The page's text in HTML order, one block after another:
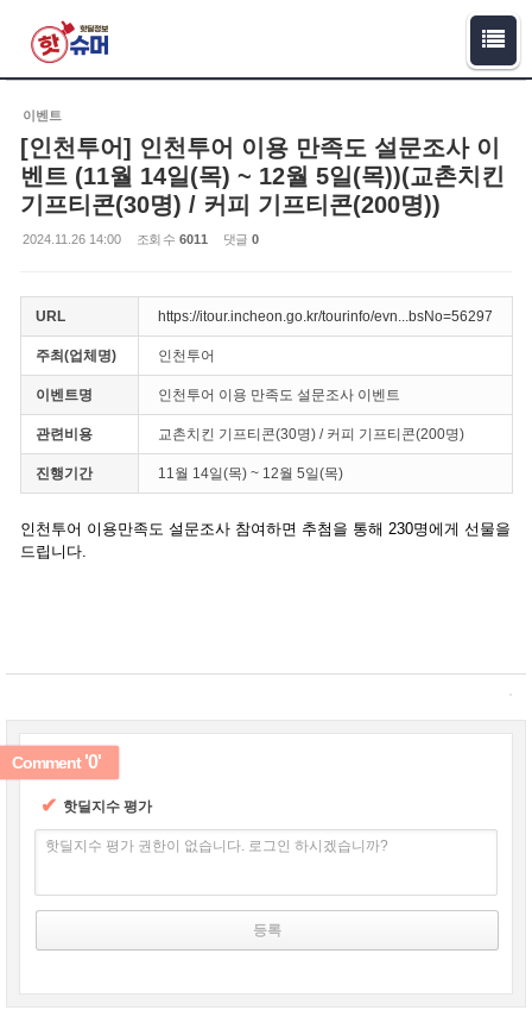
이벤트
[인천투어] 인천투어 이용 만족도 설문조사 이
벤트 (11월 14일(목) ~ 12월 5일(목))(교촌치킨
기프티콘(30명) / 커피 기프티콘(200명))
2024.11.26 14:00 조회 수 6011 댓글 0
URL https://itour.incheon.go.kr/tourinfo/evn...bsNo=56297
주최(업체명) 인천투어
이벤트명 인천투어 이용 만족도 설문조사 이벤트
관련비용 교촌치킨 기프티콘(30명) / 커피 기프티콘(200명)
진행기간 11월 14일(목) ~ 12월 5일(목)
인천투어 이용만족도 설문조사 참여하면 추첨을 통해 230명에게 선물을
드립니다.
✔ 핫딜지수 평가
핫딜지수 평가 권한이 없습니다. 로그인 하시겠습니까?
Comment'0'